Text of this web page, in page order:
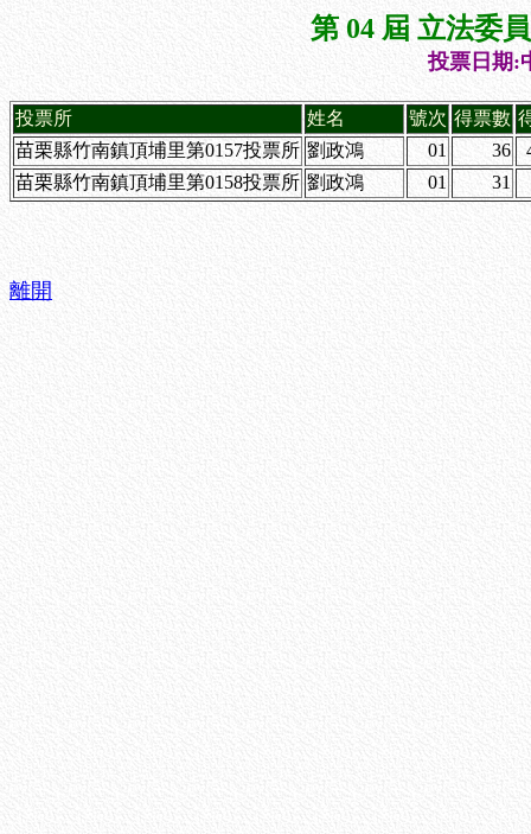
第 04 屆 立法委
投票日期:
投票所 姓名 號次 得票數
苗栗縣竹南鎮頂埔里第0157投票所 劉政鴻 01 36
苗栗縣竹南鎮頂埔里第0158投票所 劉政鴻 01 31
離開